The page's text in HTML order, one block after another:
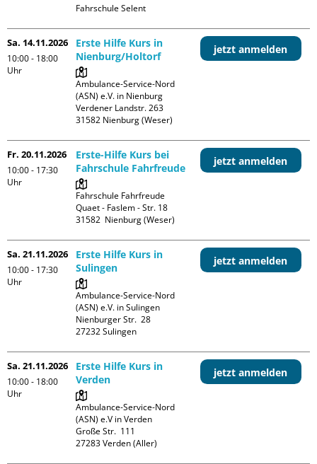
Fahrschule Selent
Sa. 14.11.2026
10:00 - 18:00
Uhr
Erste Hilfe Kurs in
Nienburg/Holtorf
Ambulance-Service-Nord
(ASN) e.V. in Nienburg
Verdener Landstr. 263
jetzt anmelden
Fr. 20.11.2026
10:00 - 17:30
Uhr
Erste-Hilfe Kurs bei
Fahrschule Fahrfreude
Fahrschule Fahrfreude
Quaet - Faslem - Str. 18
jetzt anmelden
Sa. 21.11.2026
10:00 - 17:30
Uhr
Erste Hilfe Kurs in
Sulingen
Ambulance-Service-Nord
(ASN) e.V. in Sulingen
Nienburger Str.  28
jetzt anmelden
Sa. 21.11.2026
10:00 - 18:00
Uhr
Erste Hilfe Kurs in
Verden
Ambulance-Service-Nord
(ASN) e.V in Verden
Große Str.  111
jetzt anmelden